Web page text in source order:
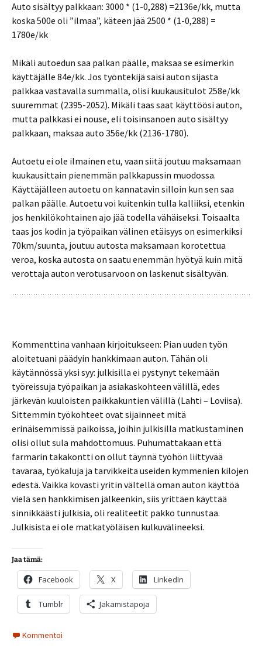
Auto sisältyy palkkaan: 3000 * (1-0,288) =2136e/kk, mutta
koska 500e oli ”ilmaa”, käteen jää 2500 * (1-0,288) =
1780e/kk
Mikäli autoedun saa palkan päälle, maksaa se esimerkin
käyttäjälle 84e/kk. Jos työntekijä saisi auton sijasta
palkkaa vastavalla summalla, olisi kuukausitulot 258e/kk
suuremmat (2395-2052). Mikäli taas saat käyttöösi auton,
mutta palkkasi ei nouse, eli toisinsanoen auto sisältyy
palkkaan, maksaa auto 356e/kk (2136-1780).
Autoetu ei ole ilmainen etu, vaan siitä joutuu maksamaan
kuukausittain pienemmän palkkapussin muodossa.
Käyttäjälleen autoetu on kannatavin silloin kun sen saa
palkan päälle. Autoetu voi kuitenkin tulla kalliiksi, etenkin
jos henkilökohtainen ajo jää todella vähäiseksi. Toisaalta
taas jos kodin ja työpaikan välinen etäisyys on esimerkiksi
70km/suunta, joutuu autosta maksamaan korotettua
veroa, koska autosta on saatu enemmän hyötyä kuin mitä
verottaja auton verotusarvoon on laskenut sisältyvän.
Kommenttina vanhaan kirjoitukseen: Pian uuden työn
aloitetuani päädyin hankkimaan auton. Tähän oli
käytännössä yksi syy: julkisilla ei pystynyt tekemään
työreissuja työpaikan ja asiakaskohteen välillä, edes
järkevän kuuloisten paikkakuntien välillä (Lahti – Loviisa).
Sittemmin työkohteet ovat sijainneet mitä
erinäisemmissä paikoissa, joihin julkisilla matkustaminen
olisi ollut sula mahdottomuus. Puhumattakaan että
farmarin takakontti on ollut täynnä työhön liittyvää
tavaraa, työkaluja ja tarvikkeita useiden kymmenien kilojen
edestä. Vaikka kovasti yritin vältellä oman auton käyttöä
vielä sen hankkimisen jälkeenkin, siis yrittäen käyttää
sinnikkäästi julkisia, oli realiteetit pakko tunnustaa.
Julkisista ei ole matkatyöläisen kulkuvälineeksi.
Jaa tämä:
Facebook X LinkedIn
Tumblr Jakamistapoja
Kommentoi